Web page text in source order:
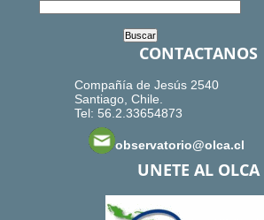
CONTACTANOS
Compañía de Jesús 2540
Santiago, Chile.
Tel: 56.2.33654873
observatorio@olca.cl
UNETE AL OLCA